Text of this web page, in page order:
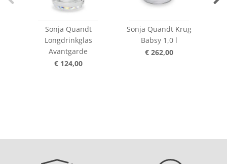
Sonja Quandt
Longdrinkglas
Avantgarde
€ 124,00
Sonja Quandt Krug
Babsy 1,0 l
€ 262,00